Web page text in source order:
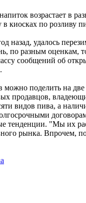
возрастает в
киосках по розливу
назад, удалось
по разным оценкам,
сообщений об
поделить на
продавцов,
видов пива, а
тенденции. "Мы их
рынка. Впрочем,